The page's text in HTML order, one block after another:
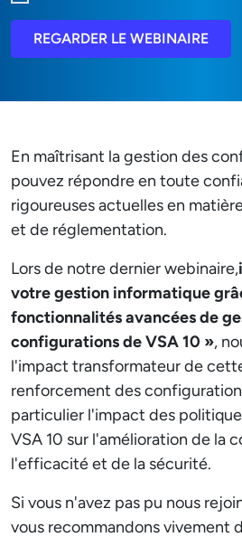
REGARDER LE WEBINAIRE
En maîtrisant la gestion des
pouvez répondre en toute
rigoureuses actuelles en
et de réglementation.
Lors de notre dernier webinaire,
votre gestion informatique
fonctionnalités avancées de
configurations de VSA 10 »,
l'impact transformateur de
renforcement des
particulier l'impact des
VSA 10 sur l'amélioration de la
l'efficacité et de la sécurité.
Si vous n'avez pas pu nous
vous recommandons vivement